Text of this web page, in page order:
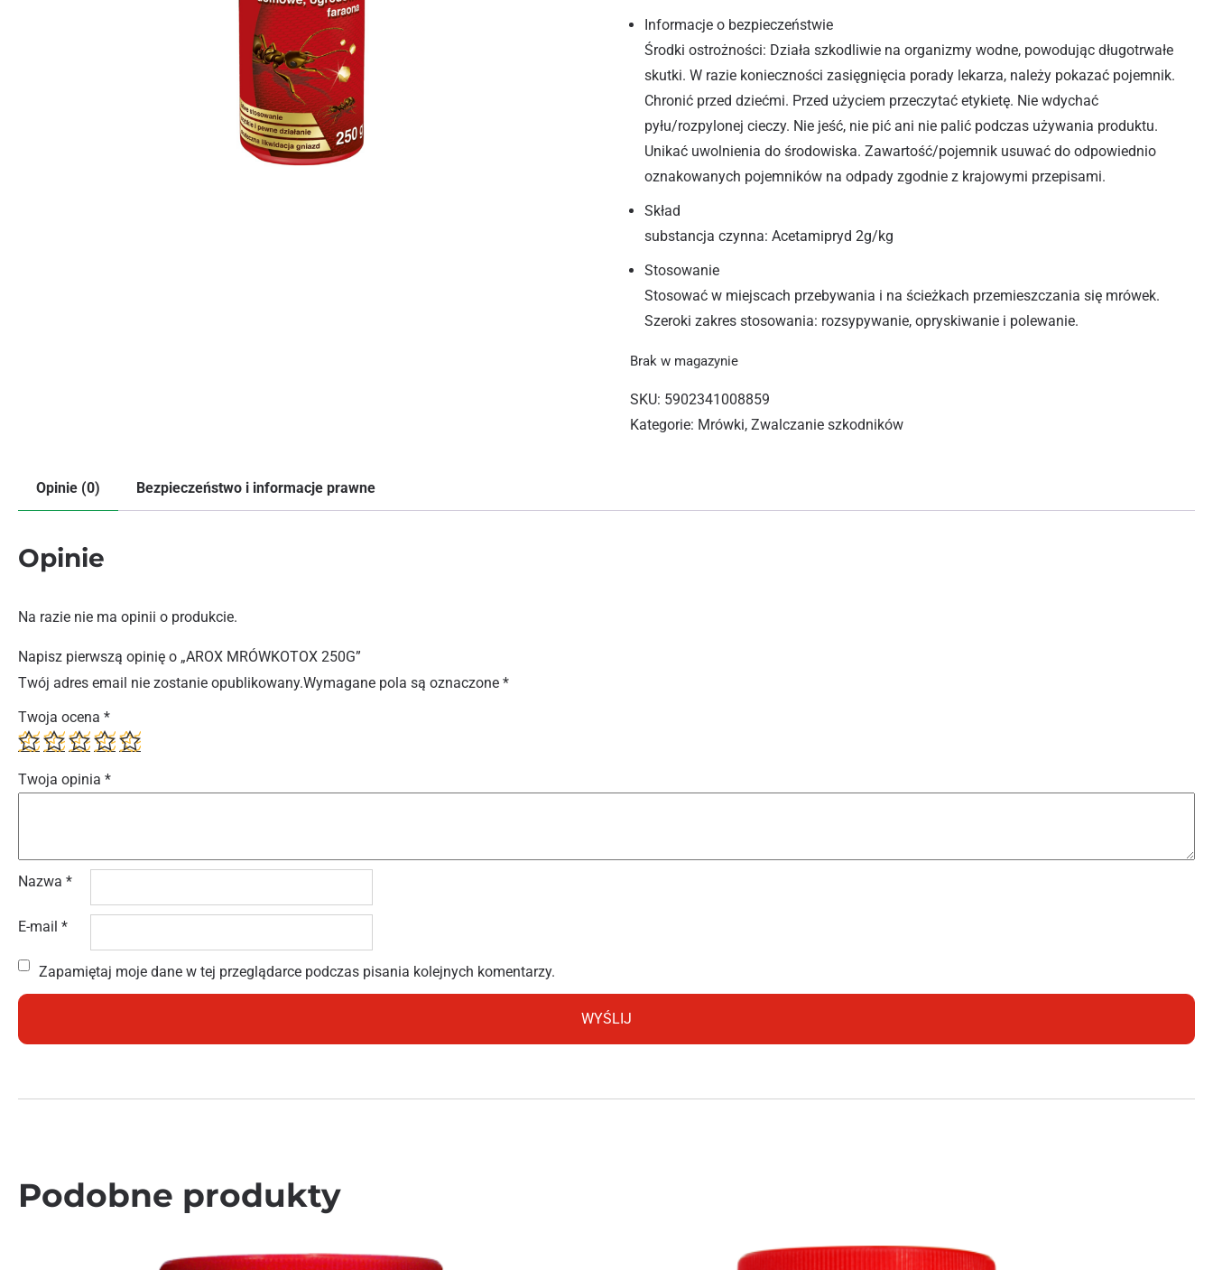
Informacje o bezpieczeństwie
Środki ostrożności: Działa szkodliwie na organizmy wodne, powodując długotrwałe
skutki. W razie konieczności zasięgnięcia porady lekarza, należy pokazać pojemnik.
Chronić przed dziećmi. Przed użyciem przeczytać etykietę. Nie wdychać
pyłu/rozpylonej cieczy. Nie jeść, nie pić ani nie palić podczas używania produktu.
Unikać uwolnienia do środowiska. Zawartość/pojemnik usuwać do odpowiednio
oznakowanych pojemników na odpady zgodnie z krajowymi przepisami.
Skład
substancja czynna: Acetamipryd 2g/kg
Stosowanie
Stosować w miejscach przebywania i na ścieżkach przemieszczania się mrówek.
Szeroki zakres stosowania: rozsypywanie, opryskiwanie i polewanie.
Brak w magazynie
SKU: 5902341008859
Kategorie: Mrówki,Zwalczanie szkodników
Opinie (0) Bezpieczeństwo i informacje prawne
Opinie
Na razie nie ma opinii o produkcie.
Napisz pierwszą opinię o „AROX MRÓWKOTOX 250G”
Twój adres email nie zostanie opublikowany.Wymagane pola są oznaczone *
Twoja ocena *
Twoja opinia *
Nazwa *
E-mail *
Zapamiętaj moje dane w tej przeglądarce podczas pisania kolejnych komentarzy.
Podobne produkty